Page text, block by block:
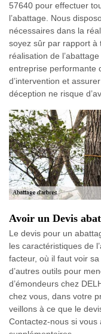
57640 pour effectuer
l’abattage. Nous
nécessaires dans la
soyez sûr par rapport à
réalisation de
entreprise performante
d’intervention et
déception ne risque
Avoir un Devis
Le devis pour un
les caractéristiques de
facteur, où il faut voir
d’autres outils pour
d’émondeurs chez
chez vous, dans votre
veillons à ce que le
Contactez-nous si vous